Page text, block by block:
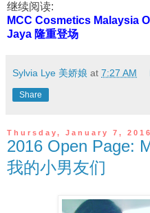
继续阅读:
MCC Cosmetics Malaysia
Jaya 隆重登场
Sylvia Lye 美娇娘 at 7:27 AM
Share
Thursday, January 7, 2016
2016 Open Page:
我的小男友们